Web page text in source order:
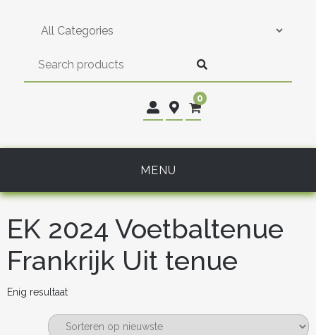
0
MENU
EK 2024 Voetbaltenue
Frankrijk Uit tenue
Enig resultaat